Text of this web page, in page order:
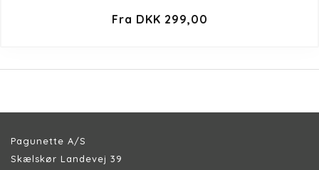
Fra DKK 299,00
Pagunette A/S
Skælskør Landevej 39